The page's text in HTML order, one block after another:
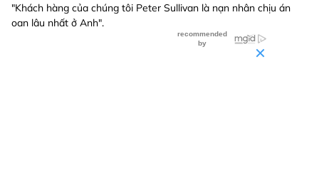
"Khách hàng của chúng tôi Peter Sullivan là nạn nhân chịu án
oan lâu nhất ở Anh".